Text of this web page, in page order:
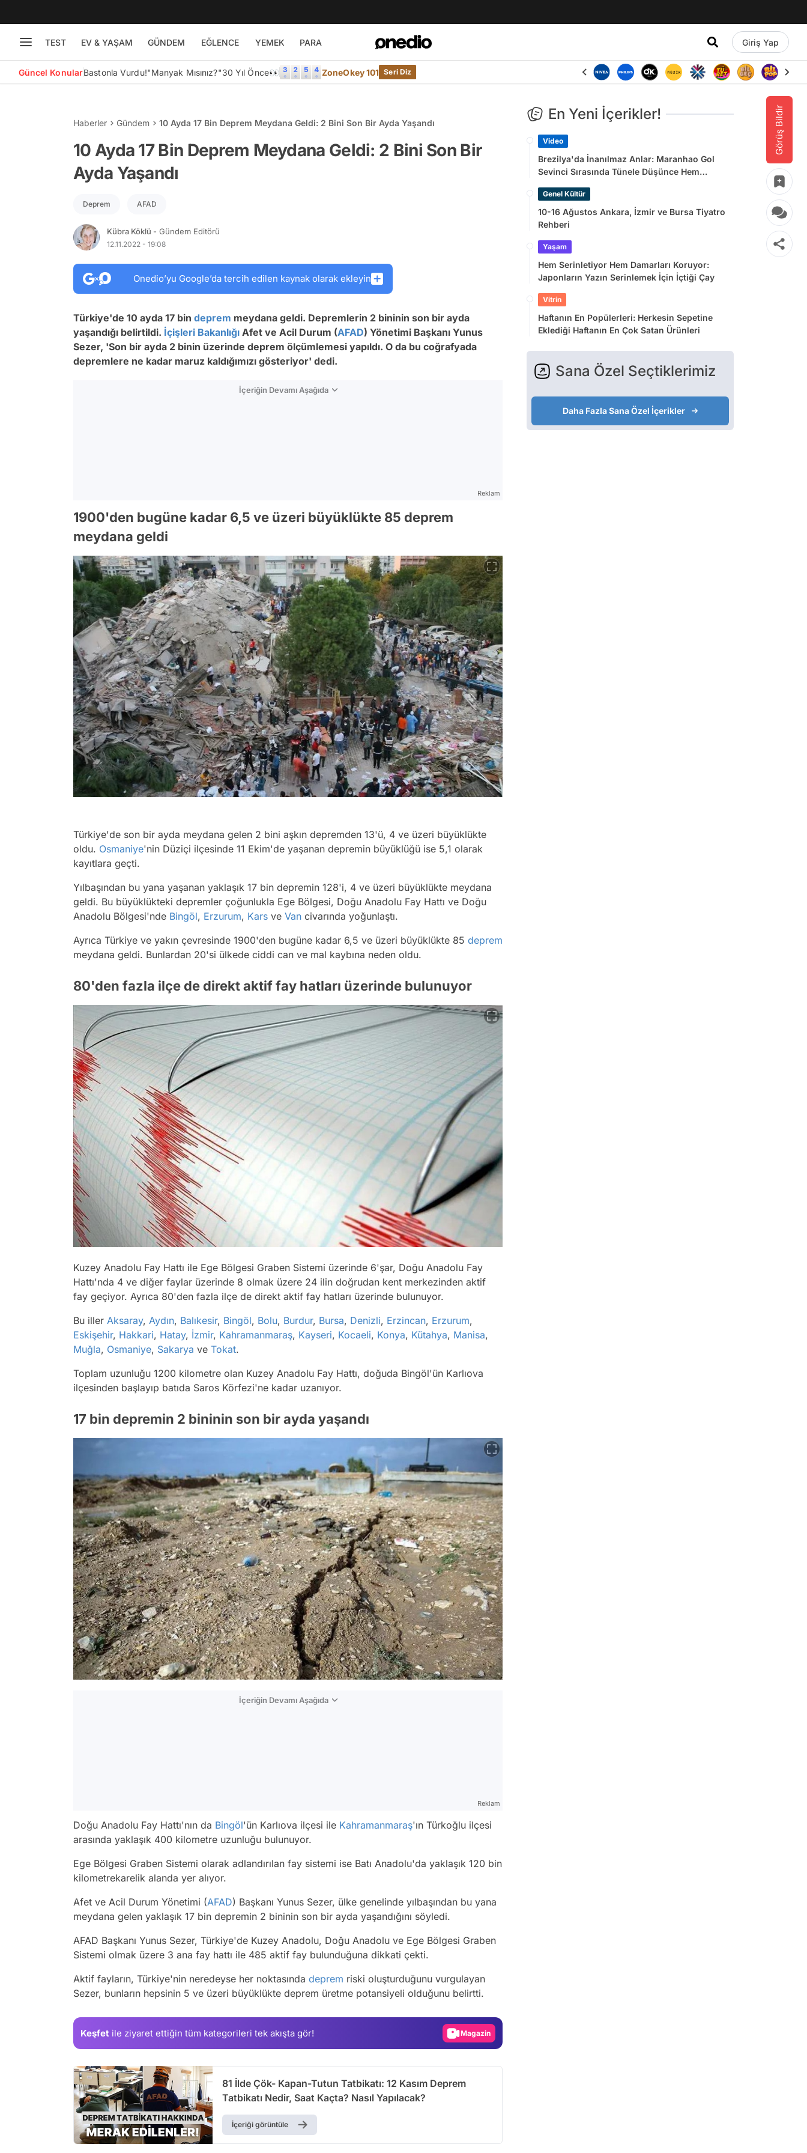
TEST EV & YAŞAM GÜNDEM EĞLENCE YEMEK PARA Giriş Yap
Güncel KonularBastonla Vurdu!"Manyak Mısınız?"30 Yıl Önce👀 ZoneOkey 101 Seri Diz
Görüş Bildir
Haberler Gündem 10 Ayda 17 Bin Deprem Meydana Geldi: 2 Bini Son Bir Ayda Yaşandı
10 Ayda 17 Bin Deprem Meydana Geldi: 2 Bini Son Bir
Ayda Yaşandı
Deprem AFAD
Kübra Köklü - Gündem Editörü
12.11.2022 - 19:08
Onedio’yu Google’da tercih edilen kaynak olarak ekleyin
Türkiye'de 10 ayda 17 bin deprem meydana geldi. Depremlerin 2 bininin son bir ayda
yaşandığı belirtildi. İçişleri Bakanlığı Afet ve Acil Durum (AFAD) Yönetimi Başkanı Yunus
Sezer, 'Son bir ayda 2 binin üzerinde deprem ölçümlemesi yapıldı. O da bu coğrafyada
depremlere ne kadar maruz kaldığımızı gösteriyor' dedi.
İçeriğin Devamı Aşağıda
Reklam
1900'den bugüne kadar 6,5 ve üzeri büyüklükte 85 deprem
meydana geldi
Türkiye'de son bir ayda meydana gelen 2 bini aşkın depremden 13'ü, 4 ve üzeri büyüklükte
oldu. Osmaniye'nin Düziçi ilçesinde 11 Ekim'de yaşanan depremin büyüklüğü ise 5,1 olarak
kayıtlara geçti.
Yılbaşından bu yana yaşanan yaklaşık 17 bin depremin 128'i, 4 ve üzeri büyüklükte meydana
geldi. Bu büyüklükteki depremler çoğunlukla Ege Bölgesi, Doğu Anadolu Fay Hattı ve Doğu
Anadolu Bölgesi'nde Bingöl, Erzurum, Kars ve Van civarında yoğunlaştı.
Ayrıca Türkiye ve yakın çevresinde 1900'den bugüne kadar 6,5 ve üzeri büyüklükte 85 deprem
meydana geldi. Bunlardan 20'si ülkede ciddi can ve mal kaybına neden oldu.
80'den fazla ilçe de direkt aktif fay hatları üzerinde bulunuyor
Kuzey Anadolu Fay Hattı ile Ege Bölgesi Graben Sistemi üzerinde 6'şar, Doğu Anadolu Fay
Hattı'nda 4 ve diğer faylar üzerinde 8 olmak üzere 24 ilin doğrudan kent merkezinden aktif
fay geçiyor. Ayrıca 80'den fazla ilçe de direkt aktif fay hatları üzerinde bulunuyor.
Bu iller Aksaray, Aydın, Balıkesir, Bingöl, Bolu, Burdur, Bursa, Denizli, Erzincan, Erzurum,
Eskişehir, Hakkari, Hatay, İzmir, Kahramanmaraş, Kayseri, Kocaeli, Konya, Kütahya, Manisa,
Muğla, Osmaniye, Sakarya ve Tokat.
Toplam uzunluğu 1200 kilometre olan Kuzey Anadolu Fay Hattı, doğuda Bingöl'ün Karlıova
ilçesinden başlayıp batıda Saros Körfezi'ne kadar uzanıyor.
17 bin depremin 2 bininin son bir ayda yaşandı
İçeriğin Devamı Aşağıda
Reklam
Doğu Anadolu Fay Hattı'nın da Bingöl'ün Karlıova ilçesi ile Kahramanmaraş'ın Türkoğlu ilçesi
arasında yaklaşık 400 kilometre uzunluğu bulunuyor.
Ege Bölgesi Graben Sistemi olarak adlandırılan fay sistemi ise Batı Anadolu'da yaklaşık 120 bin
kilometrekarelik alanda yer alıyor.
Afet ve Acil Durum Yönetimi (AFAD) Başkanı Yunus Sezer, ülke genelinde yılbaşından bu yana
meydana gelen yaklaşık 17 bin depremin 2 bininin son bir ayda yaşandığını söyledi.
AFAD Başkanı Yunus Sezer, Türkiye'de Kuzey Anadolu, Doğu Anadolu ve Ege Bölgesi Graben
Sistemi olmak üzere 3 ana fay hattı ile 485 aktif fay bulunduğuna dikkati çekti.
Aktif fayların, Türkiye'nin neredeyse her noktasında deprem riski oluşturduğunu vurgulayan
Sezer, bunların hepsinin 5 ve üzeri büyüklükte deprem üretme potansiyeli olduğunu belirtti.
Keşfet ile ziyaret ettiğin tüm kategorileri tek akışta gör!
Gündem
Video
81 İlde Çök- Kapan-Tutun Tatbikatı: 12 Kasım Deprem
Tatbikatı Nedir, Saat Kaçta? Nasıl Yapılacak?
İçeriği görüntüle
En Yeni İçerikler!
Video
Brezilya'da İnanılmaz Anlar: Maranhao Gol
Sevinci Sırasında Tünele Düşünce Hem
Genel Kültür
10-16 Ağustos Ankara, İzmir ve Bursa Tiyatro
Rehberi
Yaşam
Hem Serinletiyor Hem Damarları Koruyor:
Japonların Yazın Serinlemek İçin İçtiği Çay
Vitrin
Haftanın En Popülerleri: Herkesin Sepetine
Eklediği Haftanın En Çok Satan Ürünleri
Sana Özel Seçtiklerimiz
Daha Fazla Sana Özel İçerikler